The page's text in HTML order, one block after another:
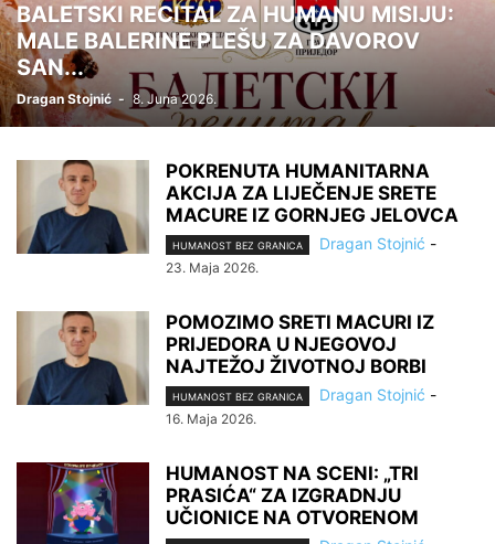
BALETSKI RECITAL ZA HUMANU MISIJU:
MALE BALERINE PLEŠU ZA DAVOROV
SAN...
Dragan Stojnić - 8. Juna 2026.
POKRENUTA HUMANITARNA
AKCIJA ZA LIJEČENJE SRETE
MACURE IZ GORNJEG JELOVCA
HUMANOST BEZ GRANICA Dragan Stojnić -
23. Maja 2026.
POMOZIMO SRETI MACURI IZ
PRIJEDORA U NJEGOVOJ
NAJTEŽOJ ŽIVOTNOJ BORBI
HUMANOST BEZ GRANICA Dragan Stojnić -
16. Maja 2026.
HUMANOST NA SCENI: „TRI
PRASIĆA“ ZA IZGRADNJU
UČIONICE NA OTVORENOM